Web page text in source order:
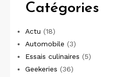
Catégories
Actu (18)
Automobile (3)
Essais culinaires (5)
Geekeries (36)